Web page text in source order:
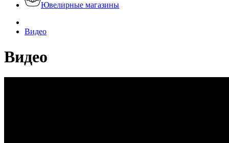
Ювелирные магазины
Видео
Видео